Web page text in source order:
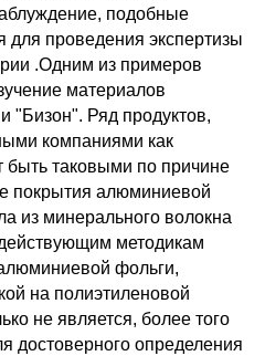
подобные
проведения экспертизы
.Одним из примеров
материалов
"Бизон". Ряд продуктов,
компаниями как
быть таковыми по причине
покрытия алюминиевой
из минерального волокна
методикам
фольги,
на полиэтиленовой
не является, более того
достоверного определения